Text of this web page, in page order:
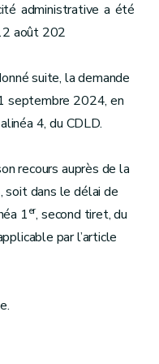
administrative a été
août 202
suite, la demande
septembre 2024, en
4, du CDLD.
recours auprès de la
dans le délai de
1er, second tiret, du
par l’article